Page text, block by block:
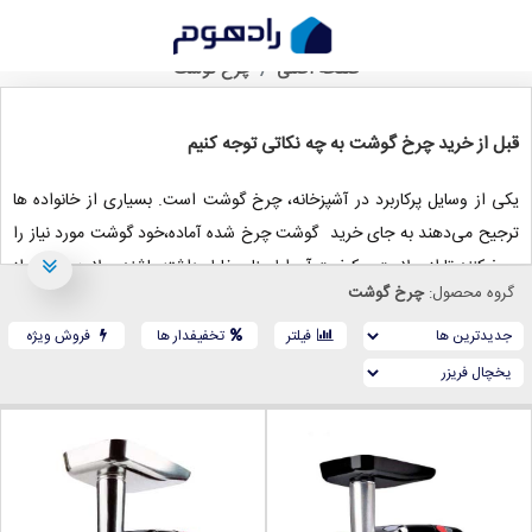
خرید چرخ گوشت، از بررسی تا انتخاب
صفحه اصلی چرخ گوشت
قبل از خرید چرخ گوشت به چه نکاتی توجه کنیم
یکی از وسایل پرکاربرد در آشپزخانه‌، چرخ گوشت است. بسیاری از خانواده ها
ترجیح می‌دهند به جای خرید گوشت‌ چرخ شده آماده،خود گوشت مورد نیاز را
چرخ کنند تا از سلامت و کیفیت آن اطمینان خاطر داشته‌ باشند. علاوه بر این، از
چرخ گوشت در تولید سوسیس و کالباس، خرد کردن سبزی و آبگیری میوه‌هایی
مانند انگور نیز استفاده می‌شود.
در این نوشتار به معرفی انواع چرخ گوشت و نکات مهم در هنگام خرید آن
گروه محصول:چرخ گوشت
فیلتر تخفیفدار ها فروش ویژه